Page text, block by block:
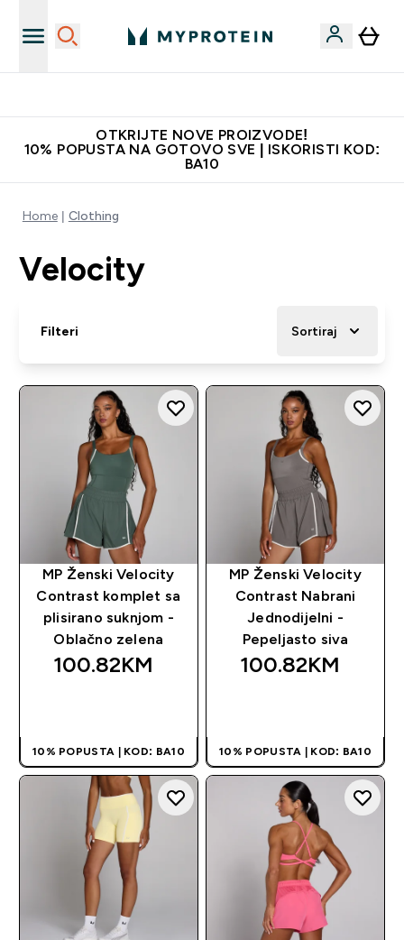
OTKRIJTE NOVE PROIZVODE!
10% POPUSTA NA GOTOVO SVE | ISKORISTI KOD:
BA10
Home Clothing
Velocity
Filteri Sortiraj
MP Ženski Velocity
Contrast komplet sa
plisirano suknjom -
Oblačno zelena
100.82KM‎
10% POPUSTA | KOD: BA10
MP Ženski Velocity
Contrast Nabrani
Jednodijelni -
Pepeljasto siva
100.82KM‎
10% POPUSTA | KOD: BA10